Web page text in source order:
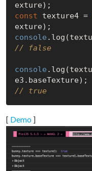
const texture4 =
console
// false
console
// true
[ Demo ]